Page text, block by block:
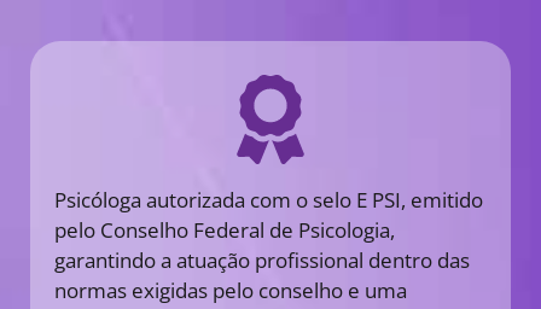
Psicóloga autorizada com o selo E PSI, emitido
pelo Conselho Federal de Psicologia,
garantindo a atuação profissional dentro das
normas exigidas pelo conselho e uma